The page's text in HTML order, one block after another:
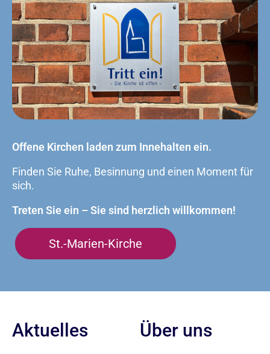
Offene Kirchen laden zum Innehalten ein.
Finden Sie Ruhe, Besinnung und einen Moment für
sich.
Treten Sie ein – Sie sind herzlich willkommen!
St.-Marien-Kirche
Aktuelles Über uns